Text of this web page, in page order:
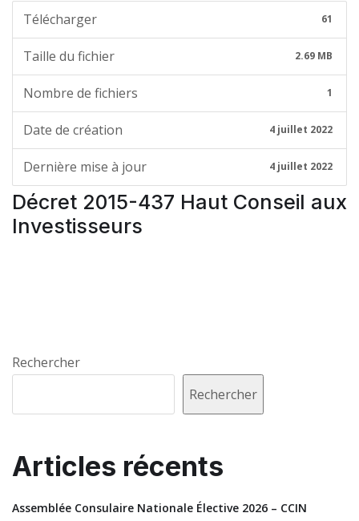
Télécharger 61
Taille du fichier 2.69 MB
Nombre de fichiers 1
Date de création 4 juillet 2022
Dernière mise à jour 4 juillet 2022
Décret 2015-437 Haut Conseil aux
Investisseurs
Rechercher
Rechercher
Articles récents
Assemblée Consulaire Nationale Élective 2026 – CCIN